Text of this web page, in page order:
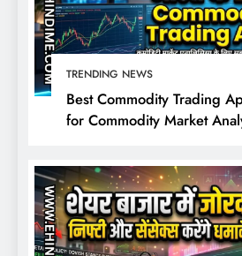
TRENDING NEWS
Best Commodity Trading
for Commodity Market